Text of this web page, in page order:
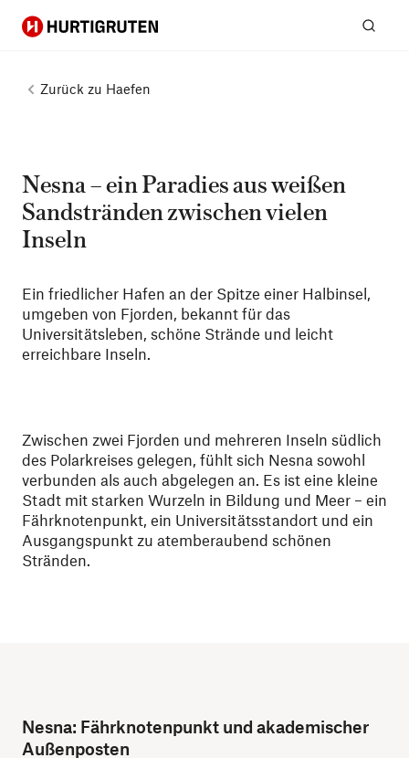
Hurtigruten
Zurück zu Haefen
Nesna – ein Paradies aus weißen
Sandstränden zwischen vielen
Inseln
Ein friedlicher Hafen an der Spitze einer Halbinsel,
umgeben von Fjorden, bekannt für das
Universitätsleben, schöne Strände und leicht
erreichbare Inseln.
Zwischen zwei Fjorden und mehreren Inseln südlich
des Polarkreises gelegen, fühlt sich Nesna sowohl
verbunden als auch abgelegen an. Es ist eine kleine
Stadt mit starken Wurzeln in Bildung und Meer – ein
Fährknotenpunkt, ein Universitätsstandort und ein
Ausgangspunkt zu atemberaubend schönen
Stränden.
Nesna: Fährknotenpunkt und akademischer
Außenposten